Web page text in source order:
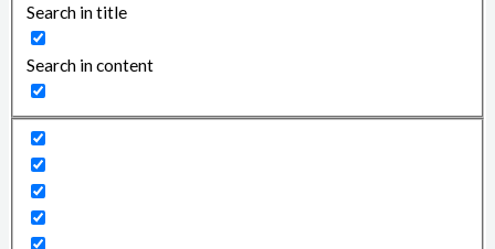
Search in title
Search in content